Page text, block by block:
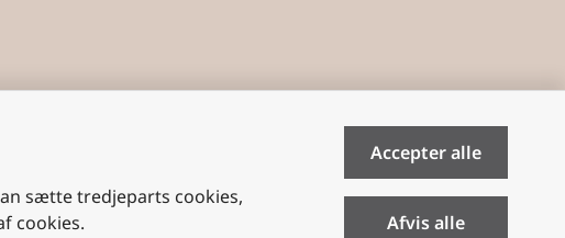
sætte tredjeparts cookies,
cookies.
Accepter alle
Afvis alle